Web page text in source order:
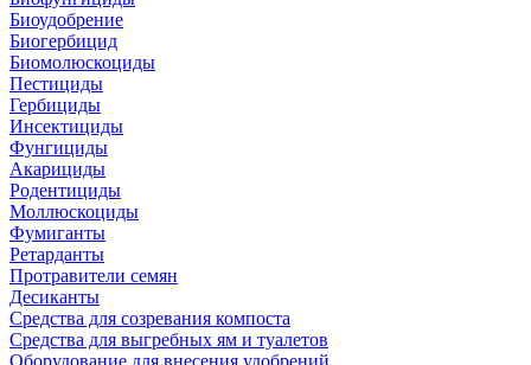
Биоудобрение
Биогербицид
Биомолюскоциды
Пестициды
Гербициды
Инсектициды
Фунгициды
Акарициды
Родентициды
Моллюскоциды
Фумиганты
Ретарданты
Протравители семян
Десиканты
Средства для созревания компоста
Средства для выгребных ям и туалетов
Оборудование для внесения удобрений